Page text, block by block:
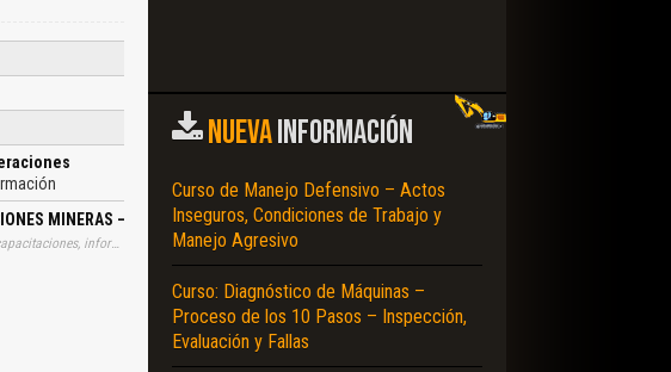
MINERAS – ETAPAS – PELIGROS – RIESGOS – VERIFICACIÓN – EJECUCIÓN DE TAREAS
Tags: material, materiales, utilidad, utilitario, archivo, documento, instrucciones, libros, instrucción, gratuito, gratuitos, capacitación, capacitaciones, información, datos, gratis, descargar, traslados, agentes, voladuras, procedimientos, trabajos, seguros, operaciones, mineras, etapas, peligros, riesgos, verificaciones, ejecuciones, tareas, inspecciones, ejemplos, aprender, descargas
NUEVAINFORMACIÓN
Curso de Manejo Defensivo – Actos
Inseguros, Condiciones de Trabajo y
Manejo Agresivo
Curso: Diagnóstico de Máquinas –
Proceso de los 10 Pasos – Inspección,
Evaluación y Fallas